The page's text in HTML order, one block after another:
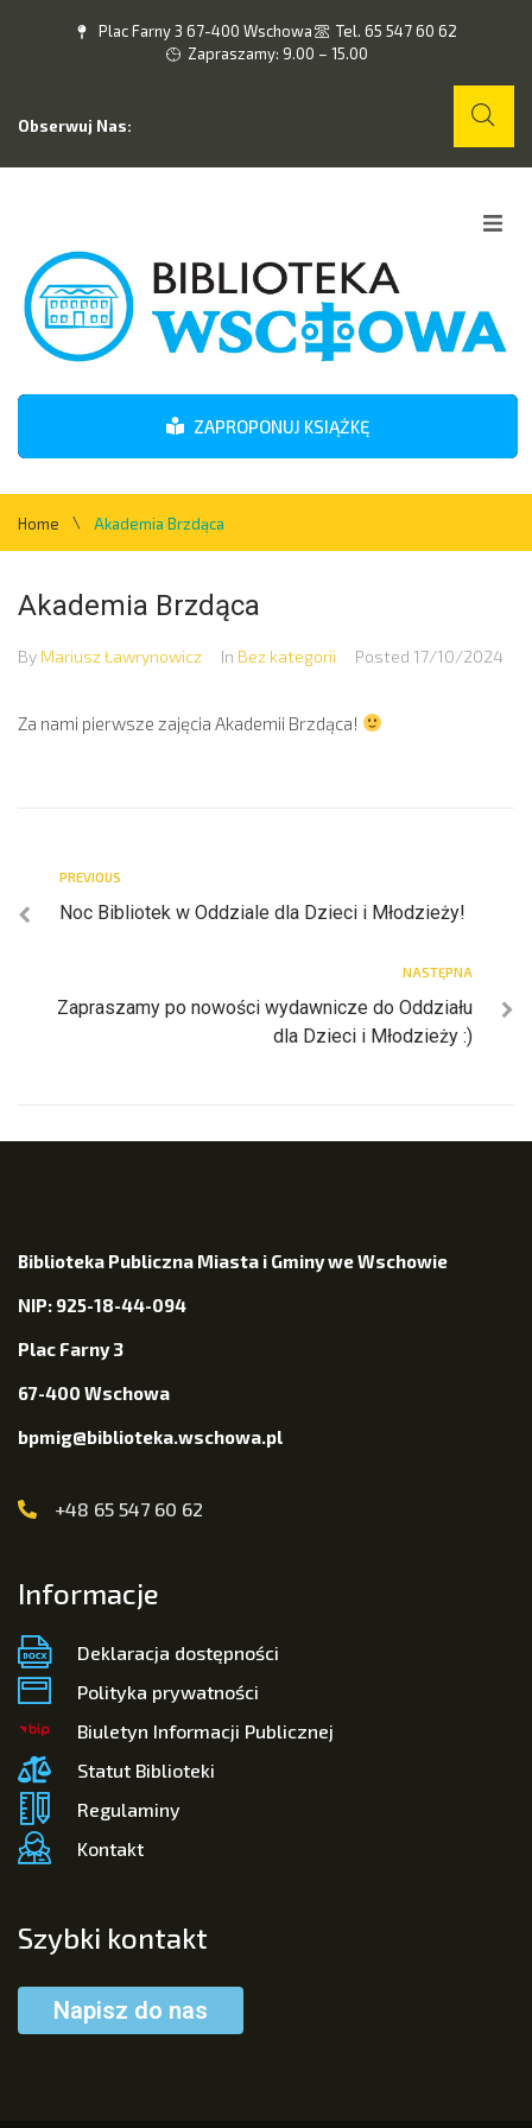
Plac Farny 3 67-400 Wschowa
Tel. 65 547 60 62
Zapraszamy: 9.00 – 15.00
Obserwuj Nas:
O nas
Wydarzenia
Kontakt
ZAPROPONUJ KSIĄŻKĘ
Home \ Akademia Brzdąca
Akademia Brzdąca
By Mariusz Ławrynowicz In Bez kategorii Posted 17/10/2024
Za nami pierwsze zajęcia Akademii Brzdąca!
PREVIOUS
Noc Bibliotek w Oddziale dla Dzieci i Młodzieży!
NASTĘPNA
Zapraszamy po nowości wydawnicze do Oddziału
dla Dzieci i Młodzieży :)
Biblioteka Publiczna Miasta i Gminy we Wschowie
NIP: 925-18-44-094
Plac Farny 3
67-400 Wschowa
bpmig@biblioteka.wschowa.pl
+48 65 547 60 62
Informacje
Deklaracja dostępności
Polityka prywatności
Biuletyn Informacji Publicznej
Statut Biblioteki
Regulaminy
Kontakt
Szybki kontakt
Napisz do nas